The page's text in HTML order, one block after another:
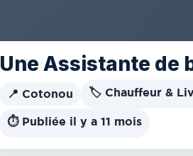
Une Assistante de
📍 Cotonou 🏷️ Chauffeur &
⏱️ Publiée il y a 11 mois